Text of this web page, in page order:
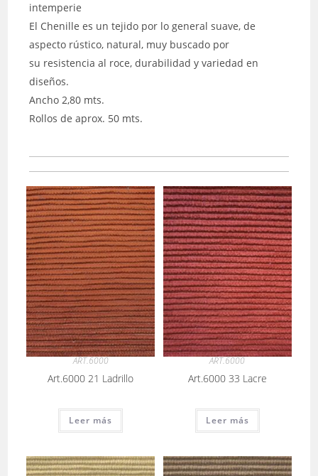
intemperie
El Chenille es un tejido por lo general suave, de
aspecto rústico, natural, muy buscado por
su resistencia al roce, durabilidad y variedad en
diseños.
Ancho 2,80 mts.
Rollos de aprox. 50 mts.
ART.6000
Art.6000 21 Ladrillo
Leer más
ART.6000
Art.6000 33 Lacre
Leer más